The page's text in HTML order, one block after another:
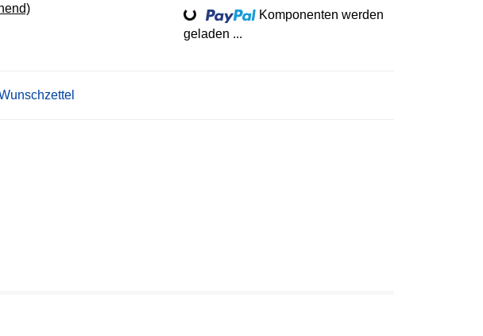
Loading...
Komponenten werden
geladen ...